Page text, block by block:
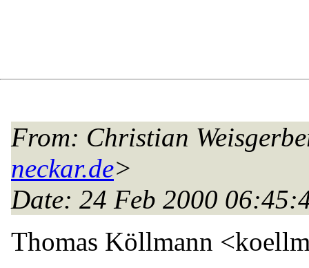
From: Christian
neckar.de>
Date: 24 Feb 2000
Thomas Köllmann